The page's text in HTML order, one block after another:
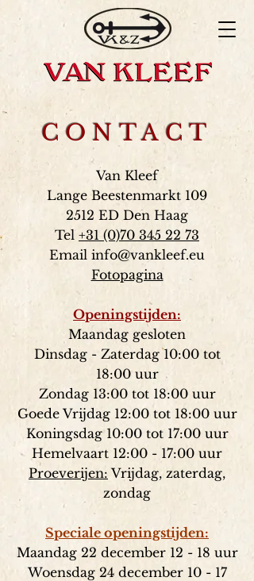
CONTACT
Van Kleef
Lange Beestenmarkt 109
2512 ED Den Haag
Tel +31 (0)70 345 22 73
Email info@vankleef.eu
Fotopagina
Openingstijden:
Maandag gesloten
Dinsdag - Zaterdag 10:00 tot
18:00 uur
Zondag 13:00 tot 18:00 uur
Goede Vrijdag 12:00 tot 18:00 uur
Koningsdag 10:00 tot 17:00 uur
Hemelvaart 12:00 - 17:00 uur
Proeverijen: Vrijdag, zaterdag,
zondag
Speciale openingstijden:
Maandag 22 december 12 - 18 uur
Woensdag 24 december 10 - 17